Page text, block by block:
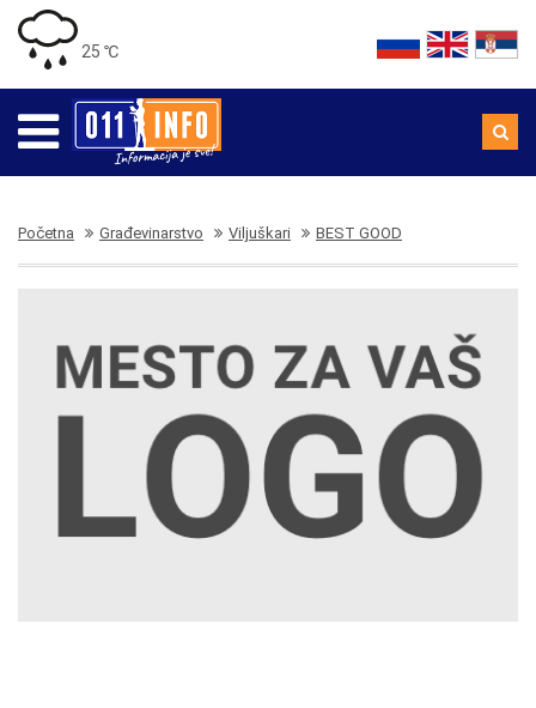
25 ℃
Početna Građevinarstvo Viljuškari BEST GOOD